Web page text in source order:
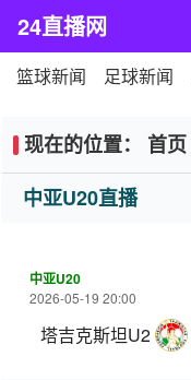
24直播网
篮球新闻 足球新闻
现在的位置： 首页
中亚U20直播
中亚U20
2026-05-19 20:00
塔吉克斯坦U20